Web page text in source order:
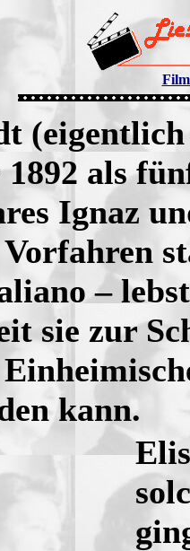
1892 als
Ignaz
–
sie zur
kann.